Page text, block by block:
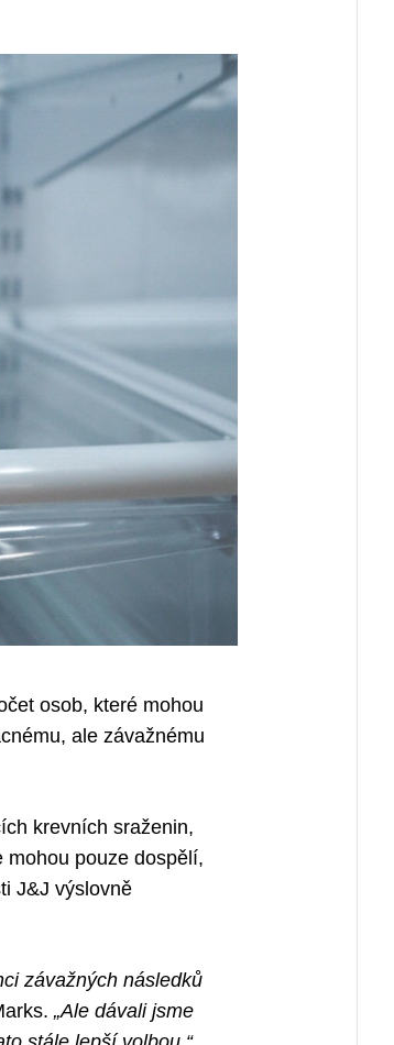
osob, které mohou
ale závažnému
krevních sraženin,
mohou pouze dospělí,
J&J výslovně
závažných následků
„Ale dávali jsme